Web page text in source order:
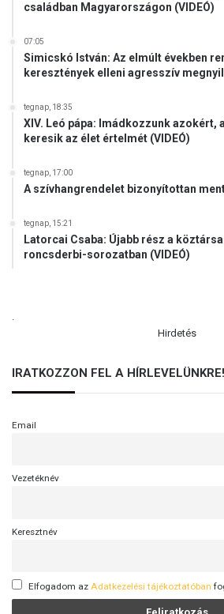
családban Magyarországon (VIDEÓ)
07:05
Simicskó István: Az elmúlt években
keresztények elleni agresszív
tegnap, 18:35
XIV. Leó pápa: Imádkozzunk azokért,
keresik az élet értelmét (VIDEÓ)
tegnap, 17:00
A szívhangrendelet bizonyítottan
tegnap, 15:21
Latorcai Csaba: Újabb rész a
roncsderbi-sorozatban (VIDEÓ)
Hirdetés
IRATKOZZON FEL A HÍRLEVELÜNKRE!
Email
Vezetéknév
Keresztnév
Elfogadom az Adatkezelési tájékoztatóban